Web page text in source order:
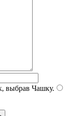
выбрав Чашку.